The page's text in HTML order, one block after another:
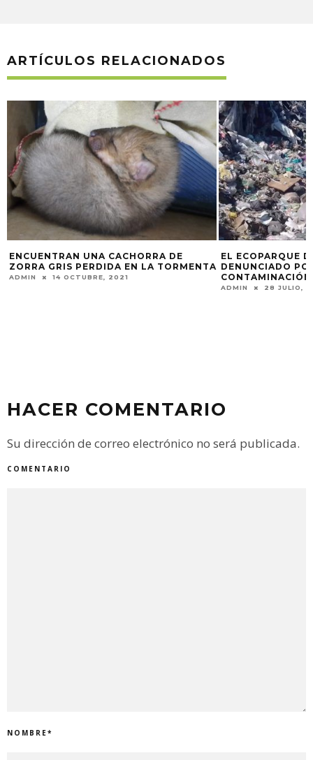
ARTÍCULOS RELACIONADOS
EL ECOPARQUE DE GUALEGUAYCHÚ
DENUNCIADO POR ALTA
CONTAMINACIÓN
LULI, LA
HOGAR
ADMIN 23 JULIO,
HACER COMENTARIO
Su dirección de correo electrónico no será publicada.
COMENTARIO
NOMBRE*